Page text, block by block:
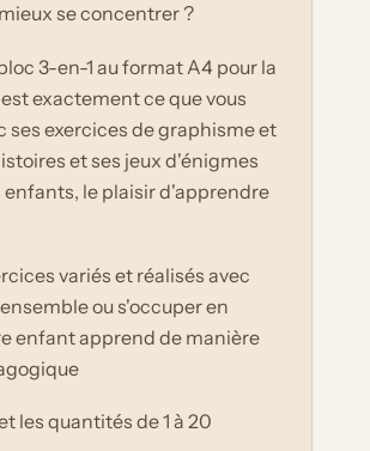
se concentrer ?
3-en-1 au format A4 pour la
exactement ce que vous
ses exercices de graphisme et
et ses jeux d'énigmes
enfants, le plaisir d'apprendre
variés et réalisés avec
ou s'occuper en
enfant apprend de manière
les quantités de 1 à 20